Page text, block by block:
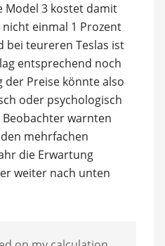
Model 3 kostet damit
einmal 1 Prozent
bei teureren Teslas ist
entsprechend noch
der Preise könnte also
oder psychologisch
warnten
mehrfachen
die Erwartung
weiter nach unten